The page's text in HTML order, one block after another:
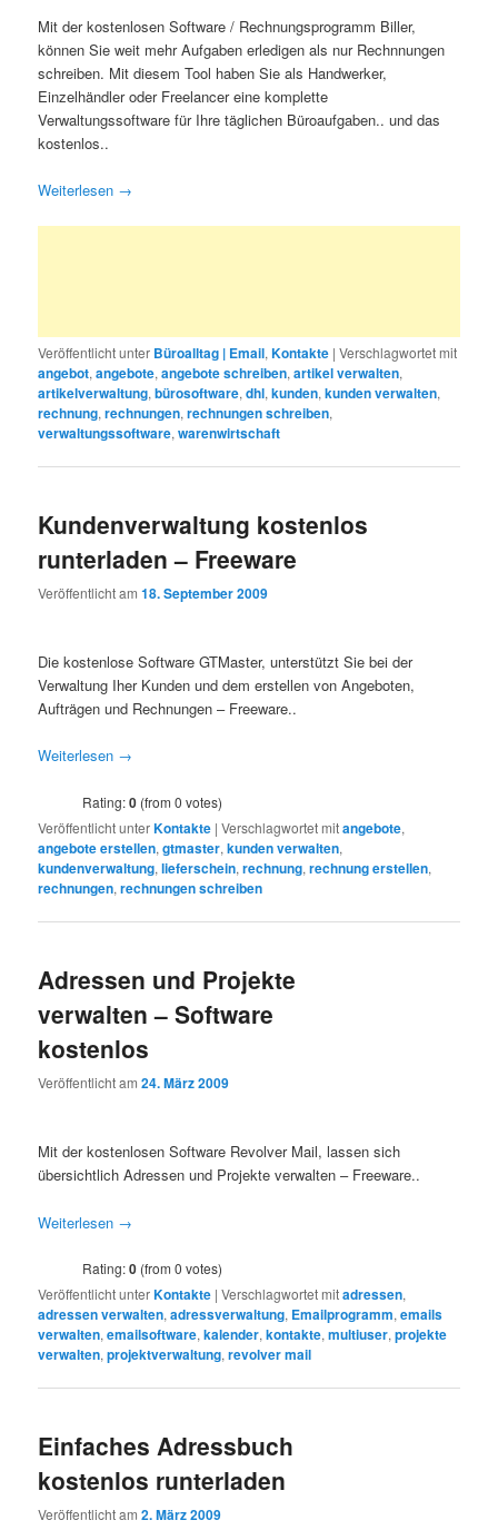
Mit der kostenlosen Software / Rechnungsprogramm Biller,
können Sie weit mehr Aufgaben erledigen als nur Rechnnungen
schreiben. Mit diesem Tool haben Sie als Handwerker,
Einzelhändler oder Freelancer eine komplette
Verwaltungssoftware für Ihre täglichen Büroaufgaben.. und das
kostenlos..
Weiterlesen →
Veröffentlicht unter Büroalltag | Email,Kontakte |Verschlagwortet mit
angebot,angebote,angebote schreiben,artikel verwalten,
artikelverwaltung,bürosoftware,dhl,kunden,kunden verwalten,
rechnung,rechnungen,rechnungen schreiben,
verwaltungssoftware,warenwirtschaft
Kundenverwaltung kostenlos
runterladen – Freeware
Veröffentlicht am18. September 2009
Die kostenlose Software GTMaster, unterstützt Sie bei der
Verwaltung Iher Kunden und dem erstellen von Angeboten,
Aufträgen und Rechnungen – Freeware..
Weiterlesen →
Rating:0 (from 0 votes)
Veröffentlicht unterKontakte |Verschlagwortet mitangebote,
angebote erstellen,gtmaster,kunden verwalten,
kundenverwaltung,lieferschein,rechnung,rechnung erstellen,
rechnungen,rechnungen schreiben
Adressen und Projekte
verwalten – Software
kostenlos
Veröffentlicht am24. März 2009
Mit der kostenlosen Software Revolver Mail, lassen sich
übersichtlich Adressen und Projekte verwalten – Freeware..
Weiterlesen →
Rating:0 (from 0 votes)
Veröffentlicht unterKontakte |Verschlagwortet mitadressen,
adressen verwalten,adressverwaltung, Emailprogramm,emails
verwalten,emailsoftware,kalender,kontakte,multiuser,projekte
verwalten,projektverwaltung,revolver mail
Einfaches Adressbuch
kostenlos runterladen
Veröffentlicht am2. März 2009